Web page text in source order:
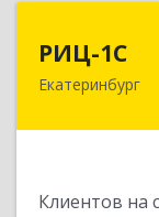
РИЦ-1С
Екатеринбург
Клиентов на
620102,